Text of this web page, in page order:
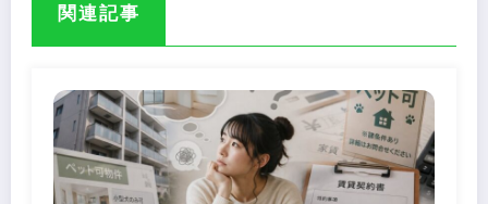
関連記事